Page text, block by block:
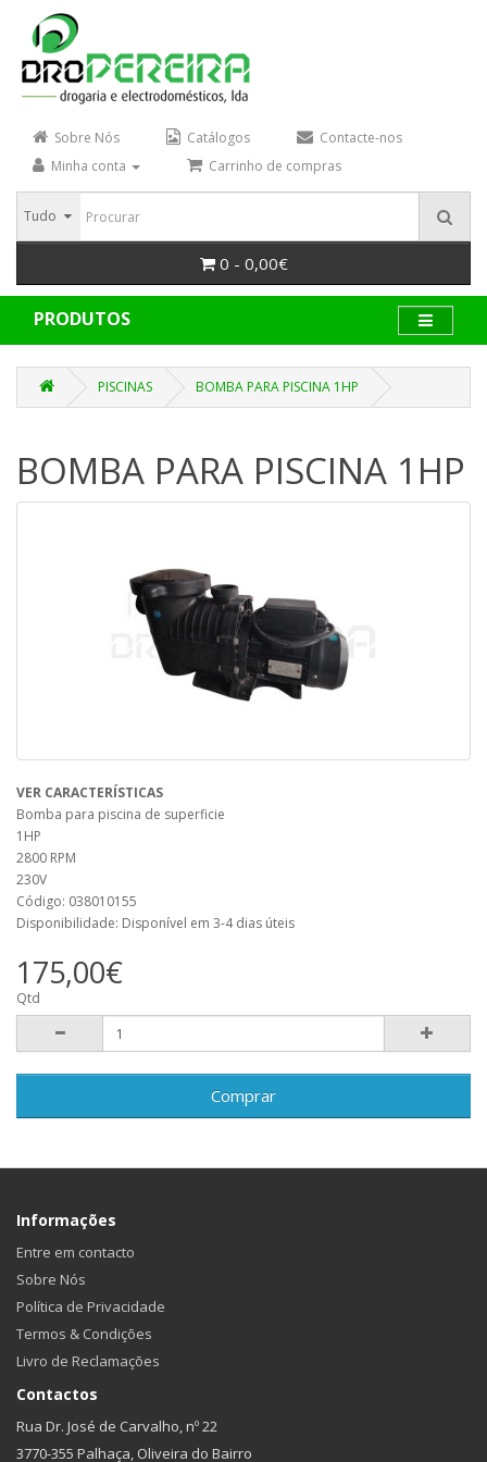
Sobre Nós Catálogos
Contacte-nos
Minha conta
Carrinho de compras
Tudo
0 - 0,00€
PRODUTOS
PISCINAS BOMBA PARA PISCINA 1HP
BOMBA PARA PISCINA 1HP
VER CARACTERÍSTICAS
Bomba para piscina de superficie
1HP
2800 RPM
230V
Código: 038010155
Disponibilidade: Disponível em 3-4 dias úteis
175,00€
Qtd
Comprar
Informações
Entre em contacto
Sobre Nós
Política de Privacidade
Termos & Condições
Livro de Reclamações
Contactos
Rua Dr. José de Carvalho, nº 22
3770-355 Palhaça, Oliveira do Bairro